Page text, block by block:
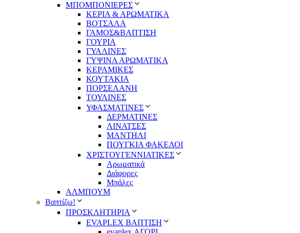
ΜΠΟΜΠΟΝΙΕΡΕΣ
ΚΕΡΙΑ & ΑΡΩΜΑΤΙΚΑ
ΒΟΤΣΑΛΑ
ΓΑΜΟΣ&ΒΑΠΤΙΣΗ
ΓΟΥΡΙΑ
ΓΥΑΛΙΝΕΣ
ΓΥΨΙΝΑ ΑΡΩΜΑΤΙΚΑ
ΚΕΡΑΜΙΚΕΣ
ΚΟΥΤΑΚΙΑ
ΠΟΡΣΕΛΑΝΗ
ΤΟΥΛΙΝΕΣ
ΥΦΑΣΜΑΤΙΝΕΣ
ΔΕΡΜΑΤΙΝΕΣ
ΛΙΝΑΤΣΕΣ
ΜΑΝΤΗΛΙ
ΠΟΥΓΚΙΑ ΦΑΚΕΛΟΙ
ΧΡΙΣΤΟΥΓΕΝΝΙΑΤΙΚΕΣ
Αρωματικά
Διάφορες
Μπάλες
ΑΛΜΠΟΥΜ
Βαπτίζω!
ΠΡΟΣΚΛΗΤΗΡΙΑ
EVAPLEX ΒΑΠΤΙΣΗ